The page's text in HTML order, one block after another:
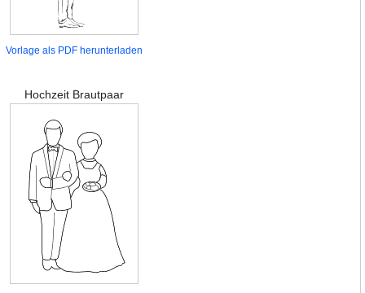
Vorlage als PDF herunterladen
Hochzeit Brautpaar